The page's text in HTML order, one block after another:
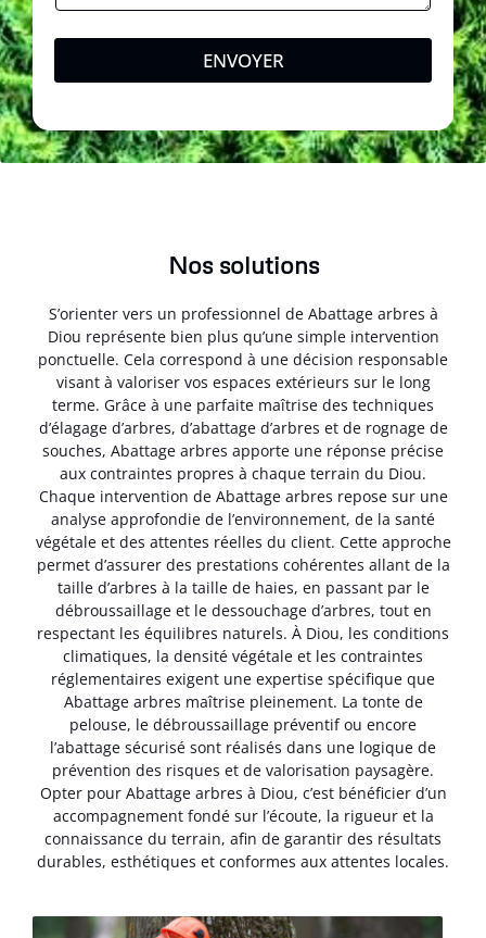
ENVOYER
Nos solutions
S’orienter vers un professionnel de Abattage arbres à
Diou représente bien plus qu’une simple intervention
ponctuelle. Cela correspond à une décision responsable
visant à valoriser vos espaces extérieurs sur le long
terme. Grâce à une parfaite maîtrise des techniques
d’élagage d’arbres, d’abattage d’arbres et de rognage de
souches, Abattage arbres apporte une réponse précise
aux contraintes propres à chaque terrain du Diou.
Chaque intervention de Abattage arbres repose sur une
analyse approfondie de l’environnement, de la santé
végétale et des attentes réelles du client. Cette approche
permet d’assurer des prestations cohérentes allant de la
taille d’arbres à la taille de haies, en passant par le
débroussaillage et le dessouchage d’arbres, tout en
respectant les équilibres naturels. À Diou, les conditions
climatiques, la densité végétale et les contraintes
réglementaires exigent une expertise spécifique que
Abattage arbres maîtrise pleinement. La tonte de
pelouse, le débroussaillage préventif ou encore
l’abattage sécurisé sont réalisés dans une logique de
prévention des risques et de valorisation paysagère.
Opter pour Abattage arbres à Diou, c’est bénéficier d’un
accompagnement fondé sur l’écoute, la rigueur et la
connaissance du terrain, afin de garantir des résultats
durables, esthétiques et conformes aux attentes locales.